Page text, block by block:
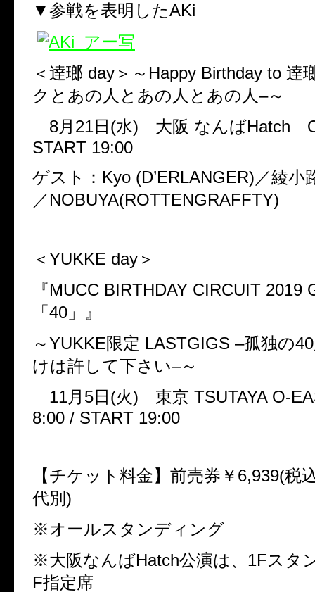
▼参戦を表明したAKi
＜逹瑯 day ＞～ Happy Birthday to 逹
クとあの人とあの人とあの人–～
8月 21日 (水) 大阪 なんばHatch
START 19:00
ゲスト： Kyo (D’ERLANGER) ／綾小
／NOBUYA(ROTTENGRAFFTY)
＜ YUKKE day ＞
『MUCC BIRTHDAY CIRCUIT 2019
「 40 」』
～YUKKE限定 LASTGIGS –孤独の40
けは許して下さい–～
11月 5日 (火) 東京 TSUTAYA O-
8:00 / START 19:00
【チケット料金】前売券￥ 6,939(税
代別 )
※オールスタンディング
※大阪なんばHatch公演は、 1Fスタ
F指定席